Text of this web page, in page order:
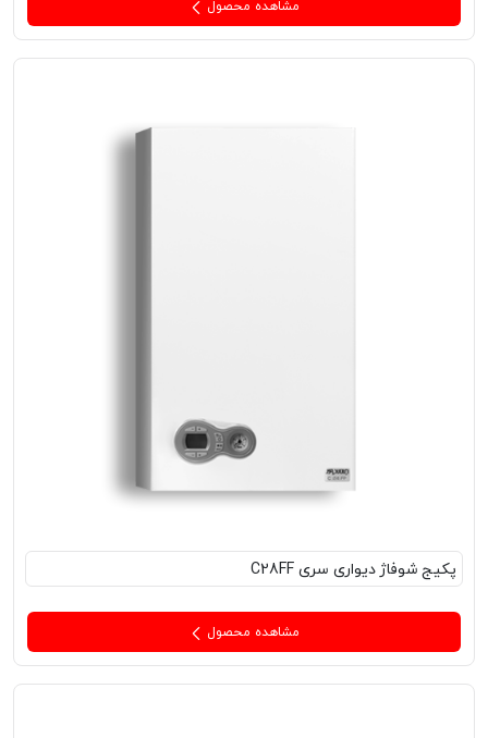
مشاهده محصول
پکیج‌ شوفاژ دیواری سری C28FF
مشاهده محصول